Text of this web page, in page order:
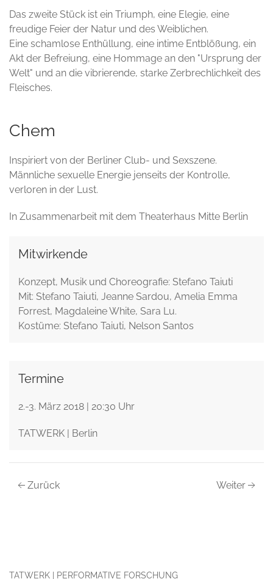
Das zweite Stück ist ein Triumph, eine Elegie, eine
freudige Feier der Natur und des Weiblichen.
Eine schamlose Enthüllung, eine intime Entblößung, ein
Akt der Befreiung, eine Hommage an den "Ursprung der
Welt" und an die vibrierende, starke Zerbrechlichkeit des
Fleisches.
Chem
Inspiriert von der Berliner Club- und Sexszene.
Männliche sexuelle Energie jenseits der Kontrolle,
verloren in der Lust.
In Zusammenarbeit mit dem Theaterhaus Mitte Berlin
Mitwirkende
Konzept, Musik und Choreografie: Stefano Taiuti
Mit: Stefano Taiuti, Jeanne Sardou, Amelia Emma
Forrest, Magdaleine White, Sara Lu.
Kostüme: Stefano Taiuti, Nelson Santos
Termine
2.-3. März 2018 | 20:30 Uhr
TATWERK | Berlin
Zurück Weiter
TATWERK | PERFORMATIVE FORSCHUNG